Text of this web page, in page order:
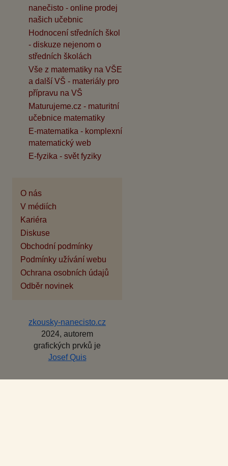
nanečisto - online prodej
našich učebnic
Hodnocení středních škol
- diskuze nejenom o
středních školách
Vše z matematiky na VŠE
a další VŠ - materiály pro
přípravu na VŠ
Maturujeme.cz - maturitní
učebnice matematiky
E-matematika - komplexní
matematický web
E-fyzika - svět fyziky
O nás
V médiích
Kariéra
Diskuse
Obchodní podmínky
Podmínky užívání webu
Ochrana osobních údajů
Odběr novinek
zkousky-nanecisto.cz
2024, autorem
grafických prvků je
Josef Quis